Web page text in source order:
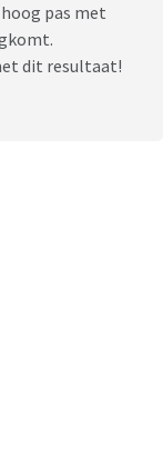
pas met
dit resultaat!